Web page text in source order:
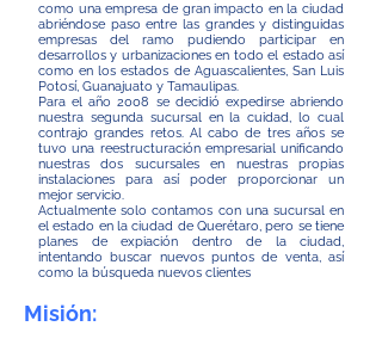
como una empresa de gran impacto en la ciudad
abriéndose paso entre las grandes y distinguidas
empresas del ramo pudiendo participar en
desarrollos y urbanizaciones en todo el estado así
como en los estados de Aguascalientes, San Luis
Potosí, Guanajuato y Tamaulipas.
Para el año 2008 se decidió expedirse abriendo
nuestra segunda sucursal en la cuidad, lo cual
contrajo grandes retos. Al cabo de tres años se
tuvo una reestructuración empresarial unificando
nuestras dos sucursales en nuestras propias
instalaciones para así poder proporcionar un
mejor servicio.
Actualmente solo contamos con una sucursal en
el estado en la ciudad de Querétaro, pero se tiene
planes de expiación dentro de la ciudad,
intentando buscar nuevos puntos de venta, así
como la búsqueda nuevos clientes
Misión: